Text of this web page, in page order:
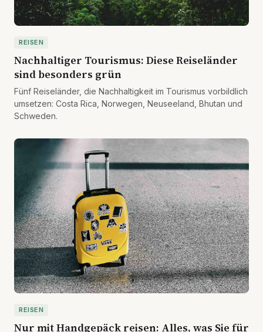
REISEN
Nachhaltiger Tourismus: Diese Reiseländer
sind besonders grün
Fünf Reiseländer, die Nachhaltigkeit im Tourismus vorbildlich
umsetzen: Costa Rica, Norwegen, Neuseeland, Bhutan und
Schweden.
REISEN
Nur mit Handgepäck reisen: Alles, was Sie für